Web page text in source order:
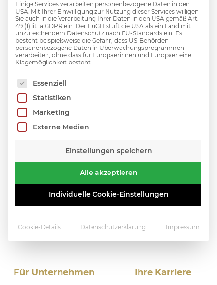
INITIATIVBEWERBUNG
Für Unternehmen Ihre Karriere
Einige Services verarbeiten personenbezogene Daten in den
USA. Mit Ihrer Einwilligung zur Nutzung dieser Services willigen
Sie auch in die Verarbeitung Ihrer Daten in den USA gemäß Art.
49 (1) lit. a GDPR ein. Der EuGH stuft die USA als ein Land mit
unzureichendem Datenschutz nach EU-Standards ein. Es
besteht beispielsweise die Gefahr, dass US-Behörden
personenbezogene Daten in Überwachungsprogrammen
verarbeiten, ohne dass für Europäerinnen und Europäer eine
Klagemöglichkeit besteht.
Es folgt eine Liste der Service-Gruppen, für die
Essenziell
Statistiken
Marketing
Externe Medien
Einstellungen speichern
Alle akzeptieren
Individuelle Cookie-Einstellungen
Cookie-Details Datenschutzerklärung Impressum